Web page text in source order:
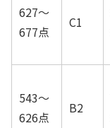
627〜
677点
C1
543〜
626点
B2